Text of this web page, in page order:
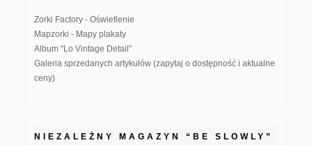
Zorki Factory - Oświetlenie
Mapzorki - Mapy plakaty
Album "Lo Vintage Detail"
Galeria sprzedanych artykułów (zapytaj o dostępność i aktualne
ceny)
NIEZALEŻNY MAGAZYN “BE SLOWLY”